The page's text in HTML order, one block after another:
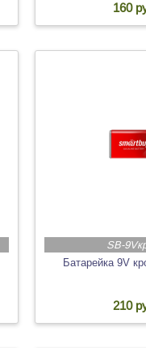
160
SB-
Батарейка 9V
210